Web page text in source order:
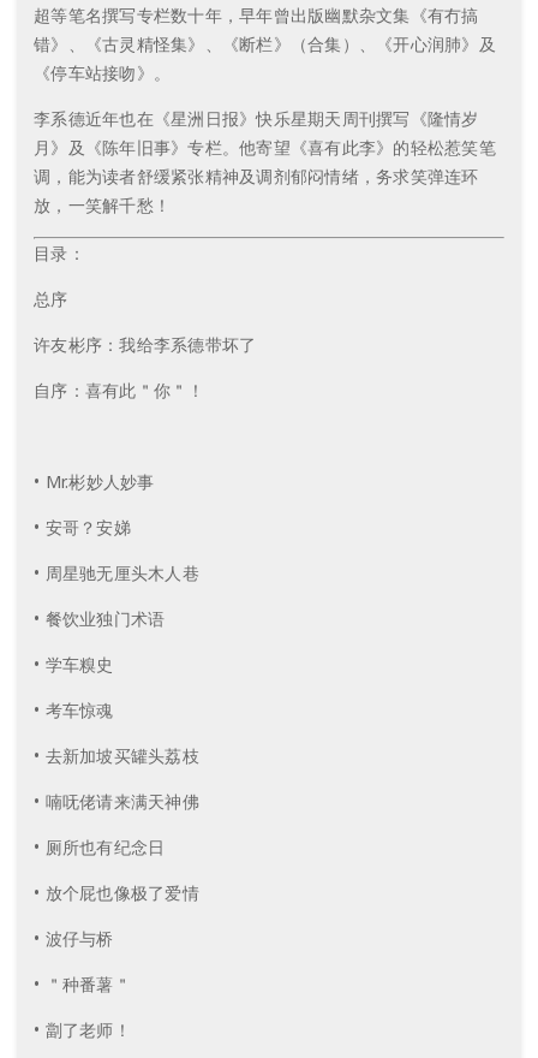
超等笔名撰写专栏数十年，早年曾出版幽默杂文集《有冇搞
错》、《古灵精怪集》、《断栏》（合集）、《开心润肺》及
《停车站接吻》。
李系德近年也在《星洲日报》快乐星期天周刊撰写《隆情岁
月》及《陈年旧事》专栏。他寄望《喜有此李》的轻松惹笑笔
调，能为读者舒缓紧张精神及调剂郁闷情绪，务求笑弹连环
放，一笑解千愁！
目录：
总序
许友彬序：我给李系德带坏了
自序：喜有此＂你＂！
• Mr.彬妙人妙事
• 安哥？安娣
• 周星驰无厘头木人巷
• 餐饮业独门术语
• 学车糗史
• 考车惊魂
• 去新加坡买罐头荔枝
• 喃呒佬请来满天神佛
• 厕所也有纪念日
• 放个屁也像极了爱情
• 波仔与桥
• ＂种番薯＂
• 劏了老师！